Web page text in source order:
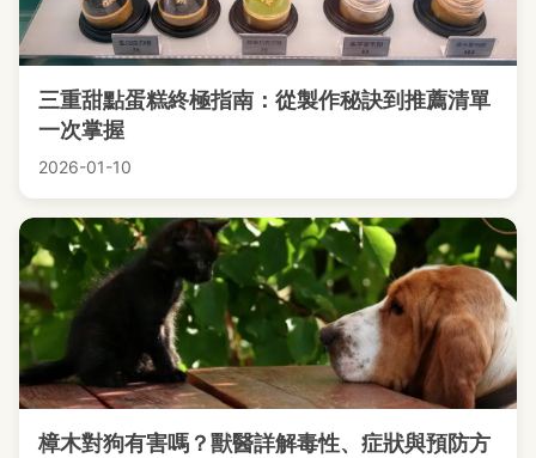
三重甜點蛋糕終極指南：從製作秘訣到推薦清單
一次掌握
2026-01-10
樟木對狗有害嗎？獸醫詳解毒性、症狀與預防方